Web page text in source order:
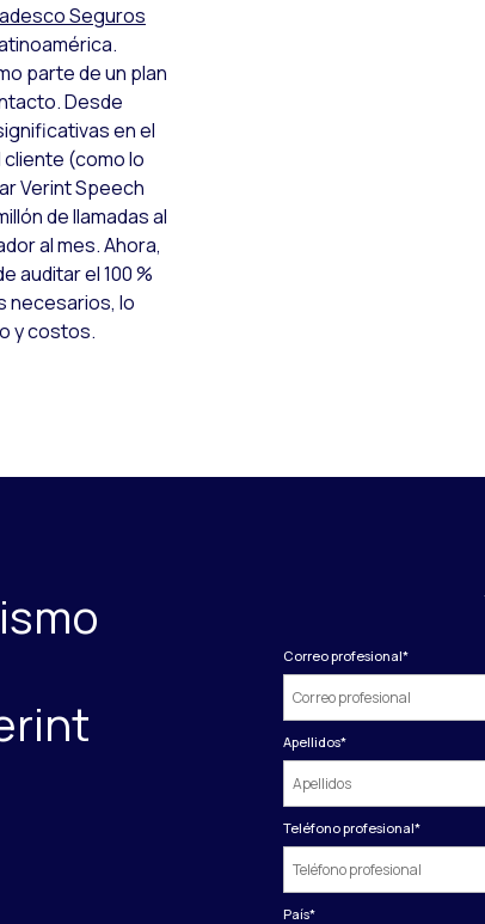
Seguros
parte de un plan
Desde
en el
(como lo
Verint Speech
de llamadas al
al mes. Ahora,
auditar el 100 %
necesarios, lo
y costos.
Correo profesional*
Apellidos*
Teléfono profesional*
País*